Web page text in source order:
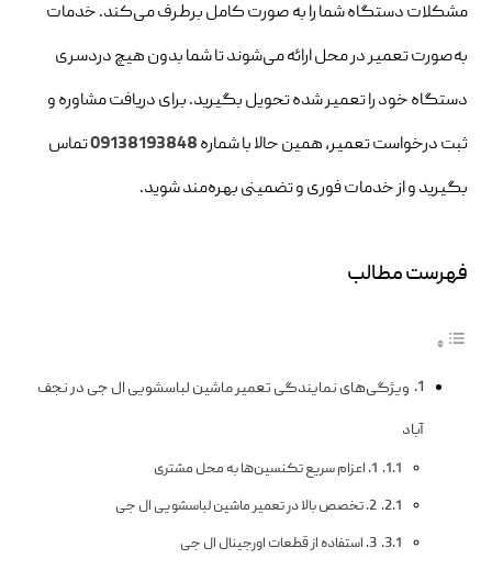
مشکلات دستگاه شما را به صورت کامل برطرف می‌کند. خدمات
به‌صورت تعمیر در محل ارائه می‌شوند تا شما بدون هیچ دردسری
دستگاه خود را تعمیر شده تحویل بگیرید. برای دریافت مشاوره و
ثبت درخواست تعمیر، همین حالا با شماره09138193848تماس
بگیرید و از خدمات فوری و تضمینی بهره‌مند شوید.
فهرست مطالب
ویژگی‌های نمایندگی تعمیر ماشین لباسشویی ال جی در نجف‌
آباد
1. اعزام سریع تکنسین‌ها به محل مشتری
2. تخصص بالا در تعمیر ماشین لباسشویی ال جی
3. استفاده از قطعات اورجینال ال جی